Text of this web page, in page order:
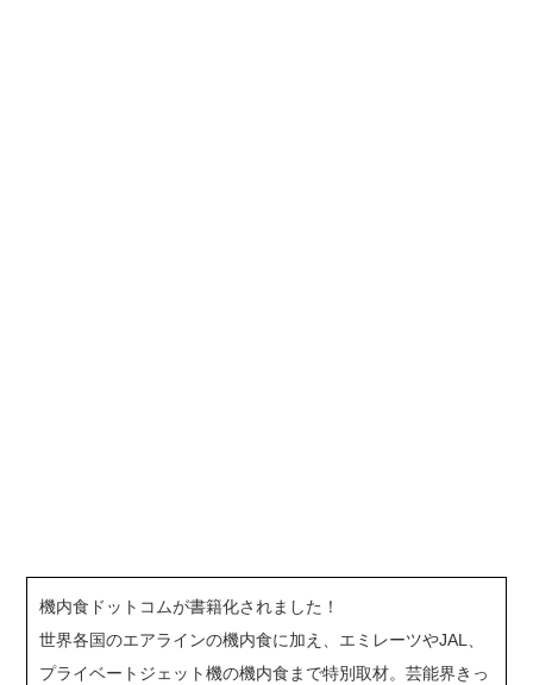
機内食ドットコムが書籍化されました！
世界各国のエアラインの機内食に加え、エミレーツやJAL、
プライベートジェット機の機内食まで特別取材。芸能界きっ